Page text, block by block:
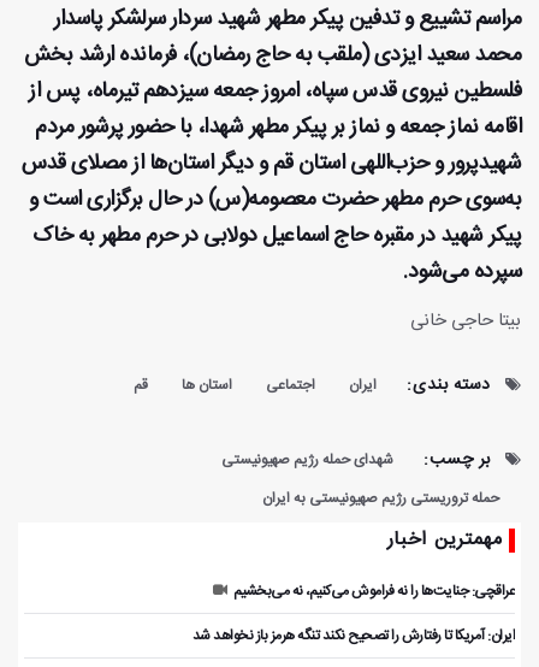
مراسم تشییع و تدفین پیکر مطهر شهید سردار سرلشکر پاسدار
محمد سعید ایزدی (ملقب به حاج رمضان)، فرمانده ارشد بخش
فلسطین نیروی قدس سپاه، امروز جمعه سیزدهم تیرماه، پس از
اقامه نماز جمعه و نماز بر پیکر مطهر شهدا، با حضور پرشور مردم
شهیدپرور و حزب‌اللهی استان قم و دیگر استان‌ها از مصلای قدس
به‌سوی حرم مطهر حضرت معصومه(س) در حال برگزاری است و
پیکر شهید در مقبره حاج اسماعیل دولابی در حرم مطهر به خاک
سپرده می‌شود.
بیتا حاجی خانی
دسته بندی: ایران اجتماعی استان ها قم
بر چسب:
شهدای حمله رژیم صهیونیستی
حمله تروریستی رژیم صهیونیستی به ایران
مهمترین اخبار
عراقچی: جنایت‌ها را نه فراموش می‌کنیم، نه می‌بخشیم
ایران: آمریکا تا رفتارش را تصحیح نکند تنگه هرمز باز نخواهد شد